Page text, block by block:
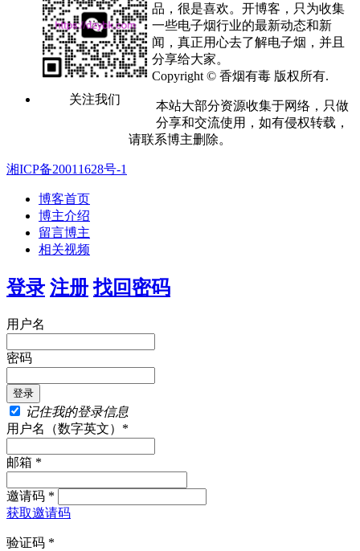
关注我们
品，很是喜欢。开博客，只为收集
一些电子烟行业的最新动态和新
闻，真正用心去了解电子烟，并且
分享给大家。
Copyright © 香烟有毒 版权所有.
本站大部分资源收集于网络，只做
分享和交流使用，如有侵权转载，
请联系博主删除。
湘ICP备20011628号-1
博客首页
博主介绍
留言博主
相关视频
登录 注册 找回密码
用户名
密码
记住我的登录信息
用户名（数字英文）*
邮箱 *
邀请码 *
获取邀请码
验证码 *